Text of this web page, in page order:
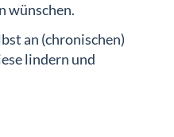
wünschen.
an (chronischen)
lindern und